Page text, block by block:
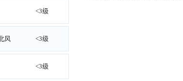
<3级
风 <3级
<3级